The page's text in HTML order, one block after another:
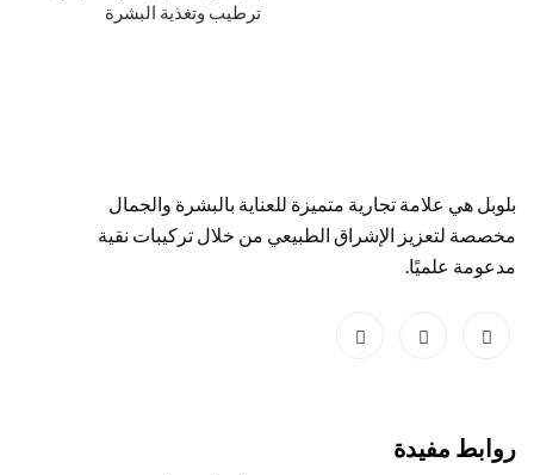
ترطيب وتغذية البشرة
بلوبل هي علامة تجارية متميزة للعناية بالبشرة والجمال
مخصصة لتعزيز الإشراق الطبيعي من خلال تركيبات نقية
مدعومة علميًا.
روابط مفيدة